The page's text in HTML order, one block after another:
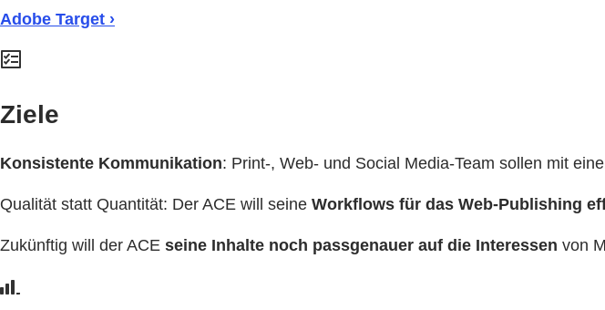
Adobe Target ›
Ziele
Konsistente Kommunikation: Print-, Web- und Social Media-Team sollen mit
Qualität statt Quantität: Der ACE will seine Workflows für das Web-Publishing
Zukünftig will der ACE seine Inhalte noch passgenauer auf die Interessen von